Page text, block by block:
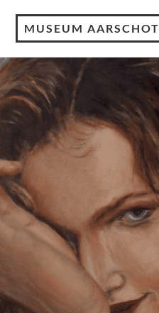
MUSEUM AARSCHOT